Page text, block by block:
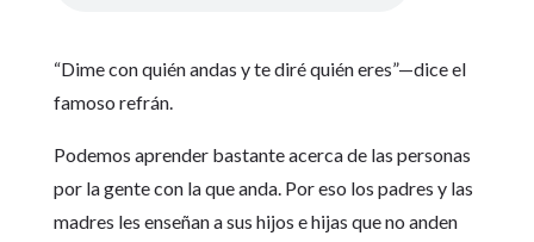
“Dime con quién andas y te diré quién eres”—dice el
famoso refrán.
Podemos aprender bastante acerca de las personas
por la gente con la que anda. Por eso los padres y las
madres les enseñan a sus hijos e hijas que no anden